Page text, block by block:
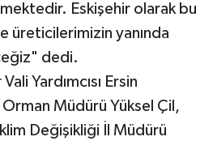
Eskişehir olarak bu
üreticilerimizin yanında
dedi.
Yardımcısı Ersin
Orman Müdürü Yüksel Çil,
Değişikliği İl Müdürü